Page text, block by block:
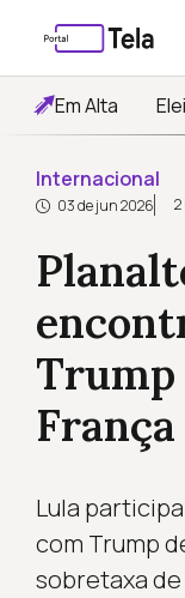
Em Alta
Internacional
03 de jun 2026
Trump
França
Lula
com Trump
sobretaxa de